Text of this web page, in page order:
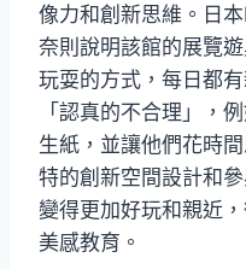
像力和創新思維。日
奈則說明該館的展覽
玩耍的方式，每日都
「認真的不合理」，
生紙，並讓他們花時
特的創新空間設計和
變得更加好玩和親近
美感教育。